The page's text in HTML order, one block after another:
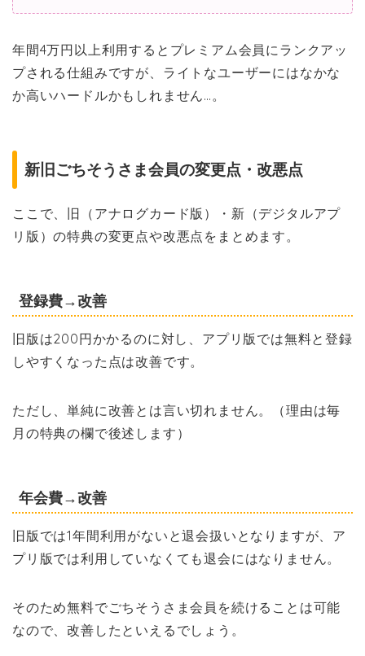
年間4万円以上利用するとプレミアム会員にランクアッ
プされる仕組みですが、ライトなユーザーにはなかな
か高いハードルかもしれません…。
新旧ごちそうさま会員の変更点・改悪点
ここで、旧（アナログカード版）・新（デジタルアプ
リ版）の特典の変更点や改悪点をまとめます。
登録費→改善
旧版は200円かかるのに対し、アプリ版では無料と登録
しやすくなった点は改善です。
ただし、単純に改善とは言い切れません。（理由は毎
月の特典の欄で後述します）
年会費→改善
旧版では1年間利用がないと退会扱いとなりますが、ア
プリ版では利用していなくても退会にはなりません。
そのため無料でごちそうさま会員を続けることは可能
なので、改善したといえるでしょう。